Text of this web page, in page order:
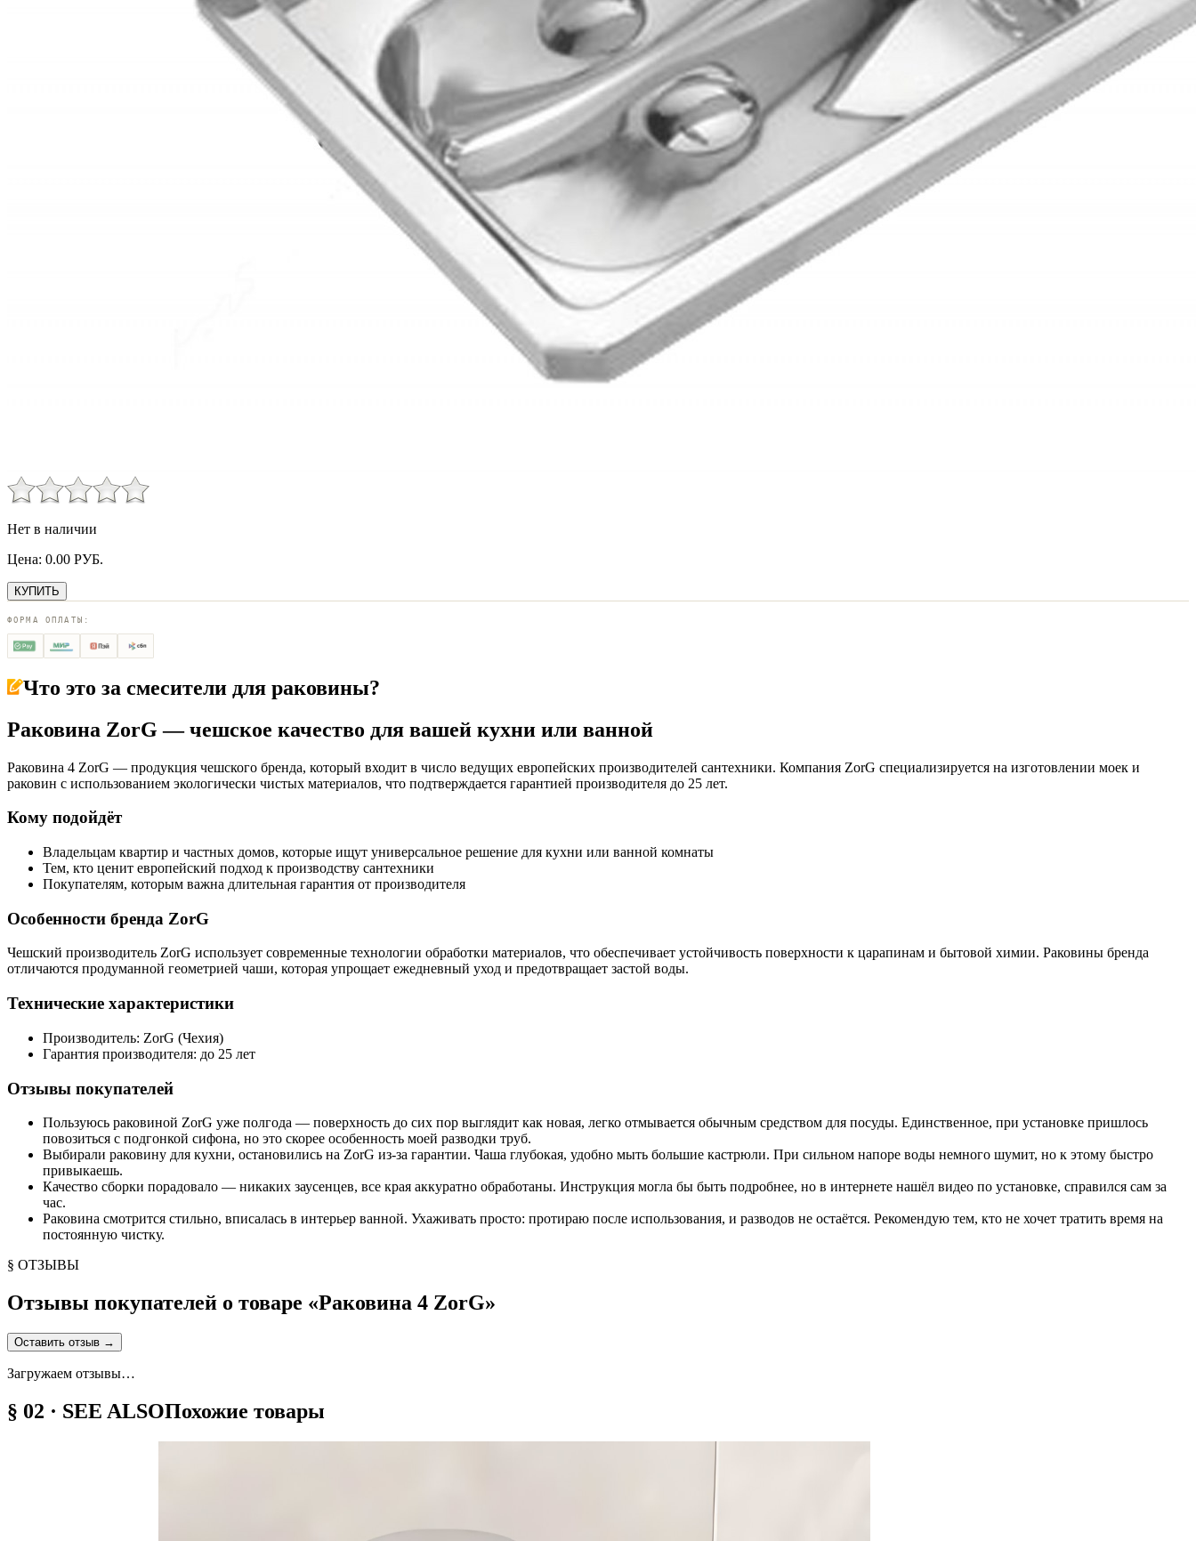
Нет в наличии
Цена: 0.00 РУБ.
КУПИТЬ
ФОРМА ОПЛАТЫ:
Что это за смесители для раковины?
Раковина ZorG — чешское качество для вашей кухни или ванной
Раковина 4 ZorG — продукция чешского бренда, который входит в число ведущих европейских производителей сантехники. Компания ZorG специализируется на изготовлении моек и
раковин с использованием экологически чистых материалов, что подтверждается гарантией производителя до 25 лет.
Кому подойдёт
Владельцам квартир и частных домов, которые ищут универсальное решение для кухни или ванной комнаты
Тем, кто ценит европейский подход к производству сантехники
Покупателям, которым важна длительная гарантия от производителя
Особенности бренда ZorG
Чешский производитель ZorG использует современные технологии обработки материалов, что обеспечивает устойчивость поверхности к царапинам и бытовой химии. Раковины бренда
отличаются продуманной геометрией чаши, которая упрощает ежедневный уход и предотвращает застой воды.
Технические характеристики
Производитель: ZorG (Чехия)
Гарантия производителя: до 25 лет
Отзывы покупателей
Пользуюсь раковиной ZorG уже полгода — поверхность до сих пор выглядит как новая, легко отмывается обычным средством для посуды. Единственное, при установке пришлось
повозиться с подгонкой сифона, но это скорее особенность моей разводки труб.
Выбирали раковину для кухни, остановились на ZorG из-за гарантии. Чаша глубокая, удобно мыть большие кастрюли. При сильном напоре воды немного шумит, но к этому быстро
привыкаешь.
Качество сборки порадовало — никаких заусенцев, все края аккуратно обработаны. Инструкция могла бы быть подробнее, но в интернете нашёл видео по установке, справился сам за
час.
Раковина смотрится стильно, вписалась в интерьер ванной. Ухаживать просто: протираю после использования, и разводов не остаётся. Рекомендую тем, кто не хочет тратить время на
постоянную чистку.
§ ОТЗЫВЫ
Отзывы покупателей о товаре «Раковина 4 ZorG»
Оставить отзыв →
Загружаем отзывы…
§ 02 · SEE ALSOПохожие товары